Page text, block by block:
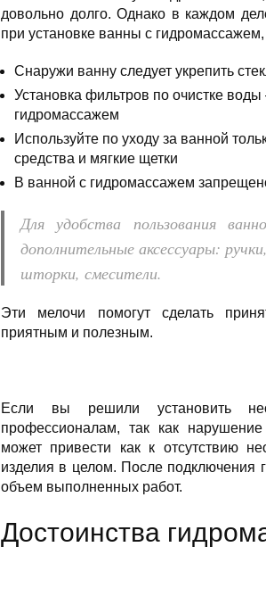
довольно долго. Однако в каждом
при установке ванны с
Снаружи ванну следует укрепить
Установка фильтров по очистке
гидромассажем
Используйте по уходу за ванной
средства и мягкие щетки
В ванной с гидромассажем
Для удобства пользования
дополнительные аксессуары:
шторки, смесители.
Эти мелочи помогут сделать
приятным и полезным.
Если вы решили установить
профессионалам, так как
может привести как к отсутствию
изделия в целом. После подключения
объем выполненных работ.
Достоинства